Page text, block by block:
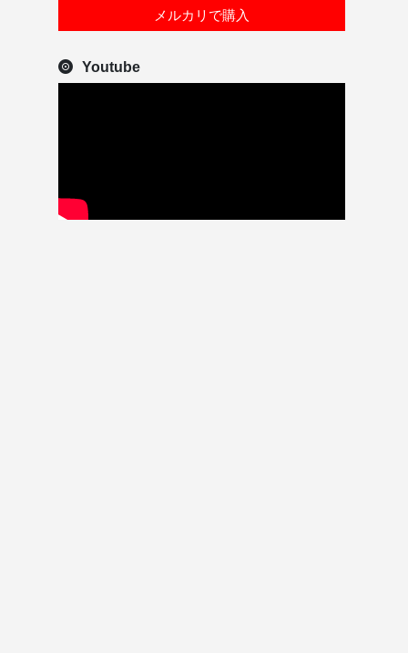
メルカリで購入
Youtube